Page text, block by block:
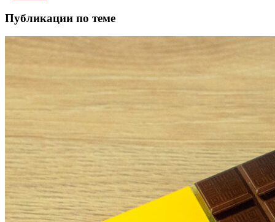
Публикации по теме